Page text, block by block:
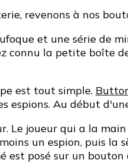
revenons à nos
et une série de
connu la petite boîte
est tout simple.
espions. Au début
Le joueur qui a la
un espion, puis la
est posé sur un